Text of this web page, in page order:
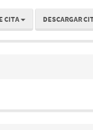
CITA DESCARGAR